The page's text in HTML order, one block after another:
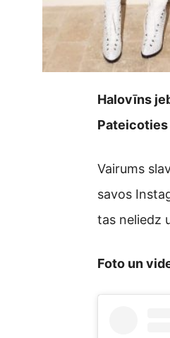
Halovīns
Pateicoties
Vairums
savos
tas neliedz
Foto un